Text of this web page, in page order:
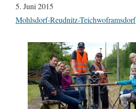
Datum
5. Juni 2015
In Bezug auf
Mohlsdorf-Reudnitz-Teichwoframsdorf